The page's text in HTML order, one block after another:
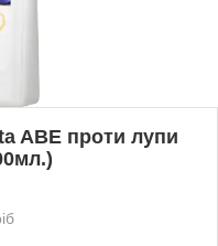
ABE проти лупи